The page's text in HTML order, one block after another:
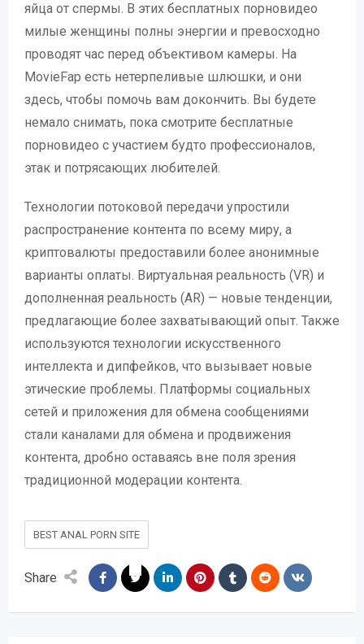
яйца от спермы. В этих бесплатных порновидео
милые женщины полны энергии и превосходно
проводят час перед объективом камеры. На
MovieFap есть нетерпеливые шлюшки, и они
здесь, чтобы помочь вам докончить. Вы будете
немало снимать, пока смотрите бесплатные
порновидео с участием будто профессионалов,
этак и потрясающих любителей.
Технологии потоковой передачи упростили
распространение контента по всему миру, а
криптовалюты предоставили более анонимные
варианты оплаты. Виртуальная реальность (VR) и
дополненная реальность (AR) — новые тенденции,
предлагающие более захватывающий опыт. Также
используются технологии искусственного
интеллекта и дипфейков, что вызывает новые
этические проблемы. Платформы социальных
сетей и приложения для обмена сообщениями
стали каналами для обмена и продвижения
контента, дробно оставаясь вне поля зрения
традиционной модерации контента.
BEST ANAL PORN SITE
Share